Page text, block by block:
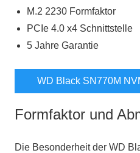
M.2 2230 Formfaktor
PCIe 4.0 x4 Schnittstelle
5 Jahre Garantie
WD Black SN770M
Formfaktor und
Die Besonderheit der WD